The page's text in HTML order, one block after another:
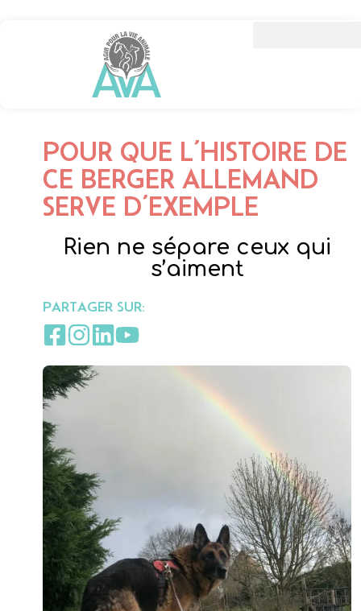
POUR QUE L’HISTOIRE DE
CE BERGER ALLEMAND
SERVE D’EXEMPLE
Rien ne sépare ceux qui
s’aiment
PARTAGER SUR: